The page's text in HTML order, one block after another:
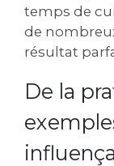
temps de
de
résultat
De la